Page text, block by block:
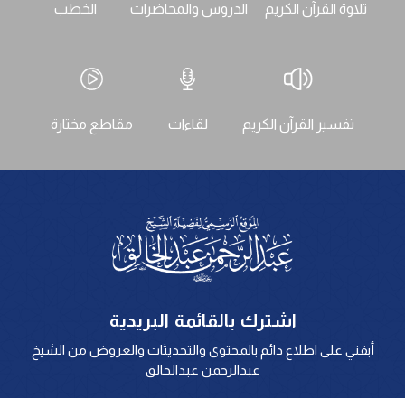
تلاوة القرآن الكريم الدروس والمحاضرات الخطب
تفسير القرآن الكريم لقاءات مقاطع مختارة
اشترك بالقائمة البريدية
أبقني على اطلاع دائم بالمحتوى والتحديثات والعروض من الشيخ
عبدالرحمن عبدالخالق